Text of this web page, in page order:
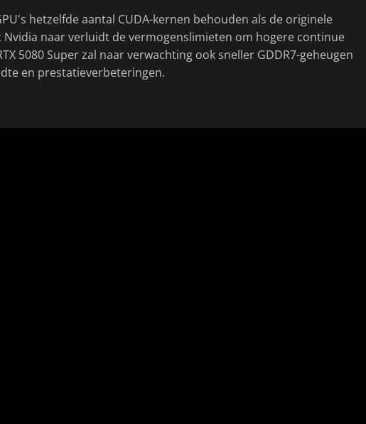
hetzelfde aantal CUDA-kernen behouden als de originele
Nvidia naar verluidt de vermogenslimieten om hogere continue
5080 Super zal naar verwachting ook sneller GDDR7-geheugen
en prestatieverbeteringen.